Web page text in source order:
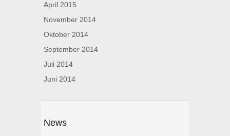
April 2015
November 2014
Oktober 2014
September 2014
Juli 2014
Juni 2014
News